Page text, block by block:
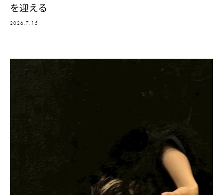
を迎える
2026.7.15